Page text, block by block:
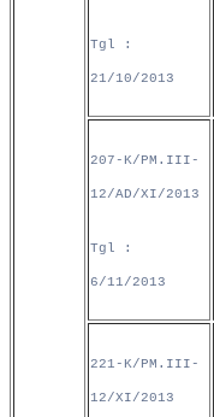
Tgl :
21/10/2013
207-K/PM.III-
12/AD/XI/2013
Tgl :
6/11/2013
221-K/PM.III-
12/XI/2013